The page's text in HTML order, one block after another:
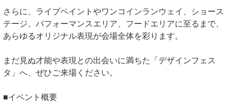
さらに、ライブペイントやワンコインランウェイ、ショース
テージ、パフォーマンスエリア、フードエリアに至るまで、
あらゆるオリジナル表現が会場全体を彩ります。
まだ見ぬ才能や表現との出会いに満ちた「デザインフェス
タ」へ、ぜひご来場ください。
■イベント概要